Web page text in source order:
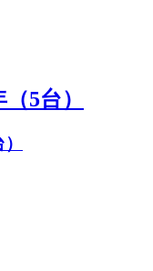
5台）